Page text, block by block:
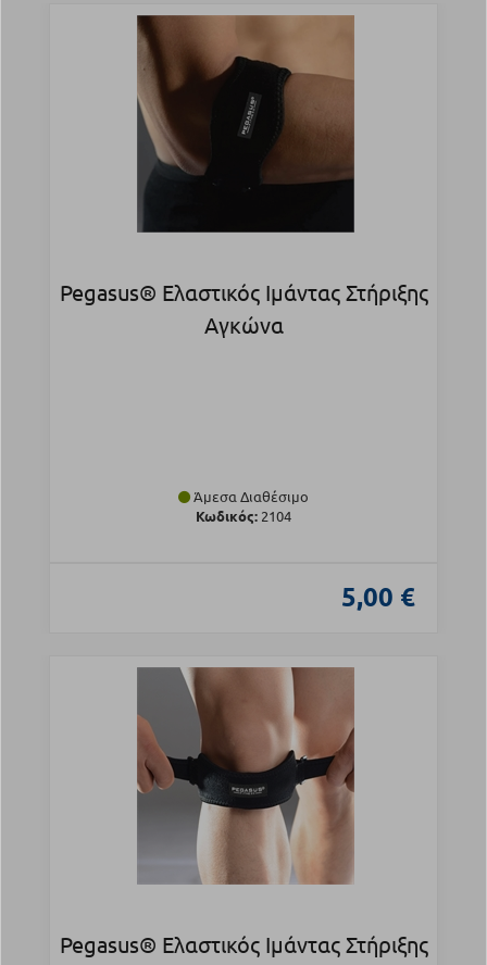
Pegasus® Ελαστικός Ιμάντας Στήριξης
Αγκώνα
Άμεσα Διαθέσιμο
Κωδικός: 2104
5,00 €
Pegasus® Ελαστικός Ιμάντας Στήριξης